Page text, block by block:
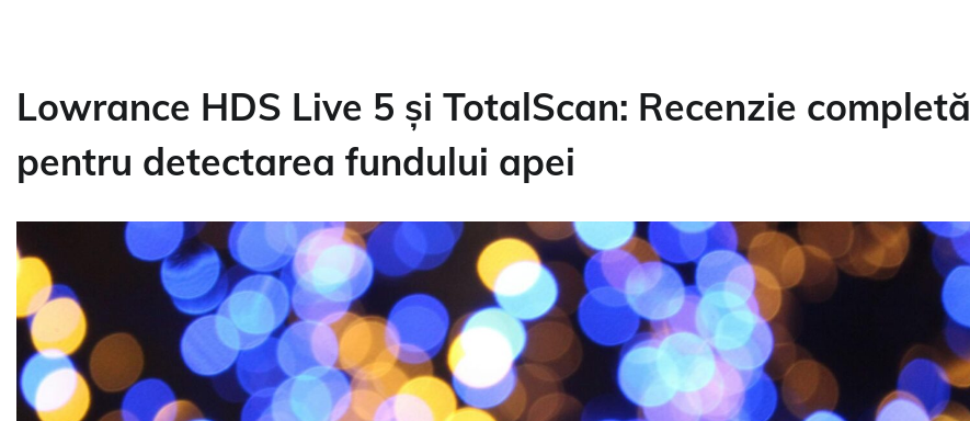
Lowrance HDS Live 5 și TotalScan: Recenzie completă
pentru detectarea fundului apei